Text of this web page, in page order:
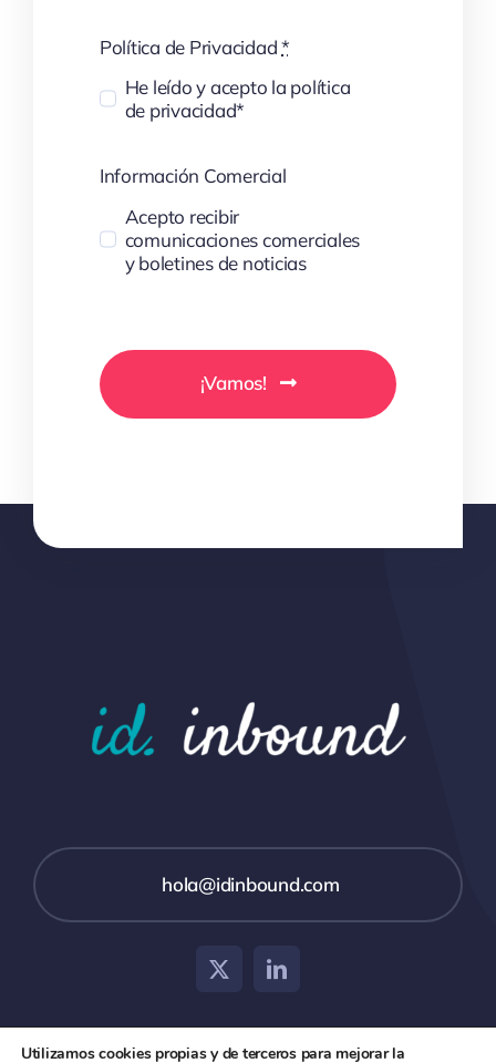
Política de Privacidad*
He leído y acepto la política
de privacidad*
Información Comercial
Acepto recibir
comunicaciones comerciales
y boletines de noticias
¡Vamos!
hola@idinbound.com
Utilizamos cookies propias y de terceros para mejorar la